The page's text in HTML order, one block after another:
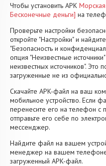
Чтобы установить APK
Бесконечные деньги] на
Проверьте настройки
откройте "Настройки" и
"Безопасность и
опция "Неизвестные
неизвестных источников". Это
загруженные не из
Скачайте APK-файл на ваш
мобильное устройство. Если
перенесите его на телефон с
отправьте его себе по
мессенджер.
Найдите файл на вашем
менеджер на вашем телефоне
загруженный APK-файл.